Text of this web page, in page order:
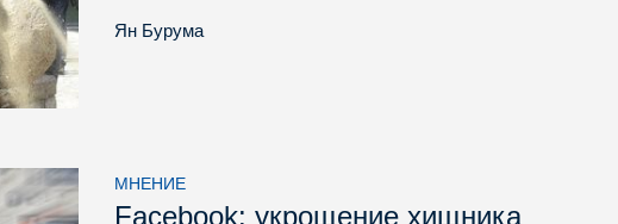
Ян Бурума
МНЕНИЕ
Facebook: укрощение хищника